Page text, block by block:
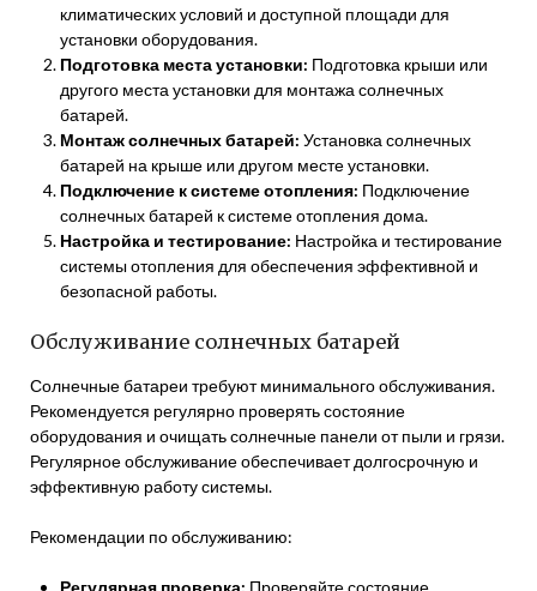
климатических условий и доступной площади для
установки оборудования.
Подготовка места установки: Подготовка крыши или
другого места установки для монтажа солнечных
батарей.
Монтаж солнечных батарей: Установка солнечных
батарей на крыше или другом месте установки.
Подключение к системе отопления: Подключение
солнечных батарей к системе отопления дома.
Настройка и тестирование: Настройка и тестирование
системы отопления для обеспечения эффективной и
безопасной работы.
Обслуживание солнечных батарей
Солнечные батареи требуют минимального обслуживания.
Рекомендуется регулярно проверять состояние
оборудования и очищать солнечные панели от пыли и грязи.
Регулярное обслуживание обеспечивает долгосрочную и
эффективную работу системы.
Рекомендации по обслуживанию:
Регулярная проверка: Проверяйте состояние